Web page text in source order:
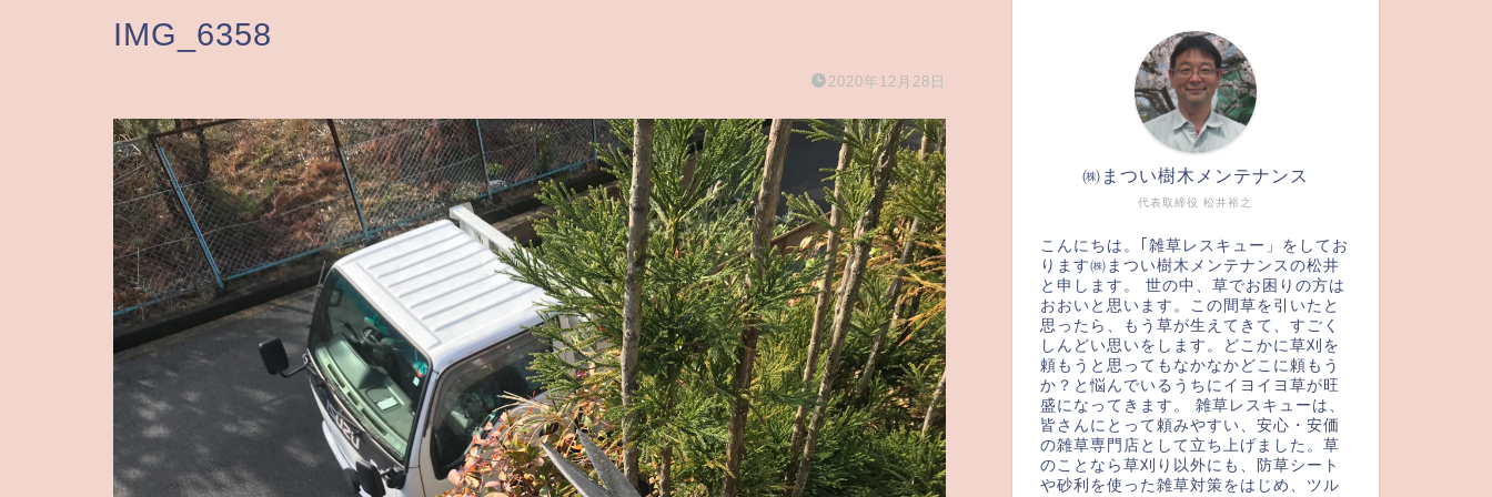
IMG_6358
2020年12月28日
代表取締役 松井裕之
㈱まつい樹木メンテナンス
こんにちは。｢雑草レスキュー」をしてお
ります㈱まつい樹木メンテナンスの松井
と申します。 世の中、草でお困りの方は
おおいと思います。この間草を引いたと
思ったら、もう草が生えてきて、すごく
しんどい思いをします。どこかに草刈を
頼もうと思ってもなかなかどこに頼もう
か？と悩んでいるうちにイヨイヨ草が旺
盛になってきます。 雑草レスキューは、
皆さんにとって頼みやすい、安心・安価
の雑草専門店として立ち上げました。草
のことなら草刈り以外にも、防草シート
や砂利を使った雑草対策をはじめ、ツル